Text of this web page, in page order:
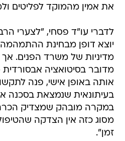
את אמין מהמוקד לפליטים
לדברי עו"ד פסחי, "לצערי
יוצא דופן מבחינת
מדיניות של משרד הפנים. אך
מדובר בסיטואציה
אותה באופן אישי, פנה
בעיתונאית שנמצאת בסכנה
במקרה מובהק שמצדיק
מסוג כזה אין הצדקה
זמן".